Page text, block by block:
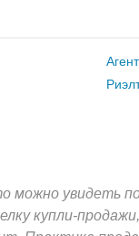
можно увидеть
купли-